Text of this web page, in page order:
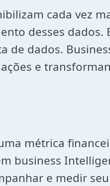
cada vez
desses dados.
de dados.
e
métrica
business
e medir